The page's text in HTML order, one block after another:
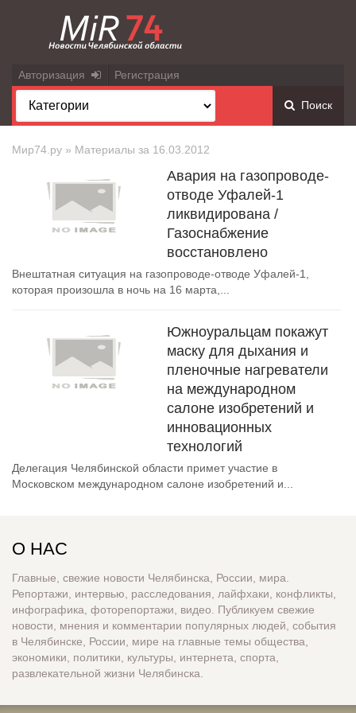
Авторизация Регистрация
Поиск
Мир74.ру » Материалы за 16.03.2012
Авария на газопроводе-
отводе Уфалей-1
ликвидирована /
Газоснабжение
восстановлено
Внештатная ситуация на газопроводе-отводе Уфалей-1,
которая произошла в ночь на 16 марта,...
Южноуральцам покажут
маску для дыхания и
пленочные нагреватели
на международном
салоне изобретений и
инновационных
технологий
Делегация Челябинской области примет участие в
Московском международном салоне изобретений и...
О НАС
Главные, свежие новости Челябинска, России, мира.
Репортажи, интервью, расследования, лайфхаки, конфликты,
инфографика, фоторепортажи, видео. Публикуем свежие
новости, мнения и комментарии популярных людей, события
в Челябинске, России, мире на главные темы общества,
экономики, политики, культуры, интернета, спорта,
развлекательной жизни Челябинска.